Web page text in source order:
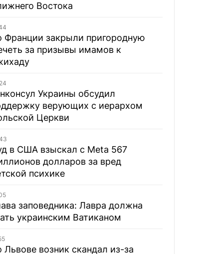
Востока
Франции закрыли пригородную
за призывы имамов к
Украины обсудил
верующих с иерархом
Церкви
в США взыскал с Meta 567
долларов за вред
психике
заповедника: Лавра должна
украинским Ватиканом
Львове возник скандал из-за